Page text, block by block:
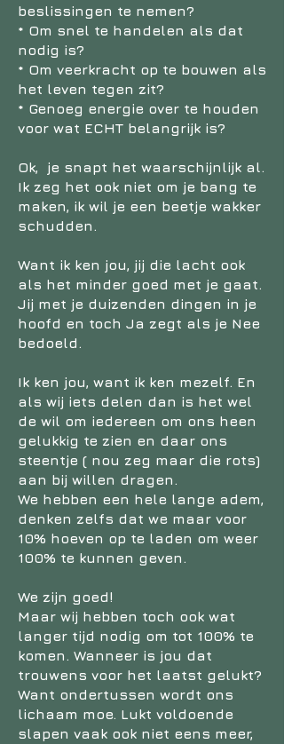
beslissingen te nemen?
* Om snel te handelen als dat
nodig is?
* Om veerkracht op te bouwen als
het leven tegen zit?
* Genoeg energie over te houden
voor wat ECHT belangrijk is?
Ok, je snapt het waarschijnlijk al.
Ik zeg het ook niet om je bang te
maken, ik wil je een beetje wakker
schudden.
Want ik ken jou, jij die lacht ook
als het minder goed met je gaat.
Jij met je duizenden dingen in je
hoofd en toch Ja zegt als je Nee
bedoeld.
Ik ken jou, want ik ken mezelf. En
als wij iets delen dan is het wel
de wil om iedereen om ons heen
gelukkig te zien en daar ons
steentje ( nou zeg maar die rots)
aan bij willen dragen.
We hebben een hele lange adem,
denken zelfs dat we maar voor
10% hoeven op te laden om weer
100% te kunnen geven.
We zijn goed!
Maar wij hebben toch ook wat
langer tijd nodig om tot 100% te
komen. Wanneer is jou dat
trouwens voor het laatst gelukt?
Want ondertussen wordt ons
lichaam moe. Lukt voldoende
slapen vaak ook niet eens meer,